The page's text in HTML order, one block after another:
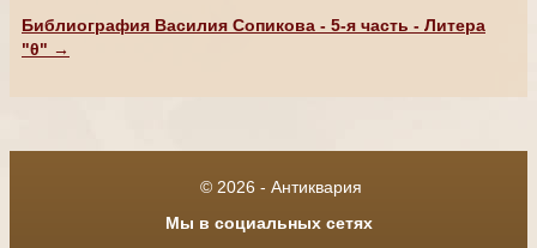
Библиография Василия Сопикова - 5-я часть - Литера
"θ" →
© 2026 - Антиквария
Мы в социальных сетях